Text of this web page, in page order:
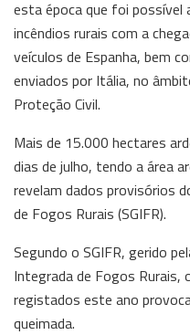
esta época que foi
incêndios rurais com a
veículos de Espanha, bem
enviados por Itália, no
Proteção Civil.
Mais de 15.000 hectares
dias de julho, tendo a área
revelam dados provisórios
de Fogos Rurais (SGIFR).
Segundo o SGIFR, gerido
Integrada de Fogos
registados este ano
queimada.